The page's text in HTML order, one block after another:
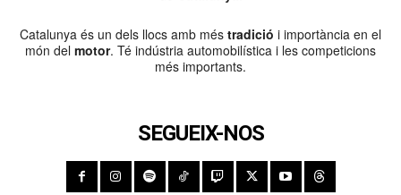
Catalunya és un dels llocs amb més tradició i importància en el
món del motor. Té indústria automobilística i les competicions
més importants.
SEGUEIX-NOS